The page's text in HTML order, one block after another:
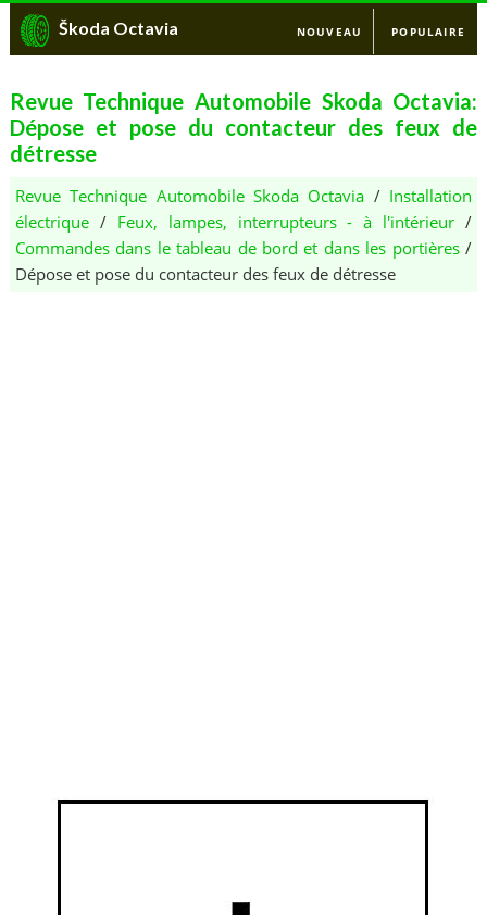
Škoda Octavia NOUVEAU POPULAIRE
Revue Technique Automobile Skoda Octavia:
Dépose et pose du contacteur des feux de
détresse
Revue Technique Automobile Skoda Octavia / Installation
électrique/ Feux, lampes, interrupteurs - à l'intérieur /
Commandes dans le tableau de bord et dans les portières/
Dépose et pose du contacteur des feux de détresse